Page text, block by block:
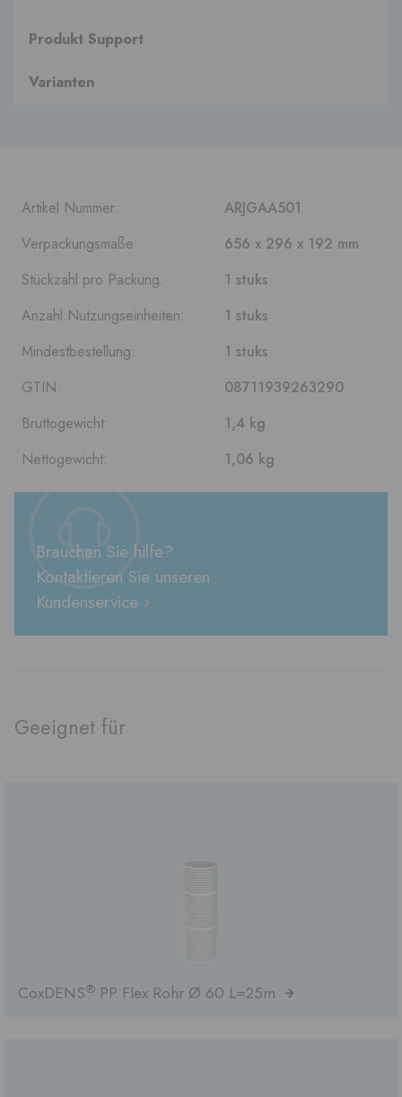
Produkt Support
Varianten
Artikel Nummer:
ARJGAA501
Verpackungsmaße:
656 x 296 x 192 mm
Stückzahl pro Packung:
1 stuks
Anzahl Nutzungseinheiten:
1 stuks
Mindestbestellung:
1 stuks
GTIN:
08711939263290
Bruttogewicht:
1,4 kg
Nettogewicht:
1,06 kg
Brauchen Sie hilfe?
Kontaktieren Sie unseren
Kundenservice ›
Geeignet für
CoxDENS® PP Flex Rohr Ø 60 L=25m